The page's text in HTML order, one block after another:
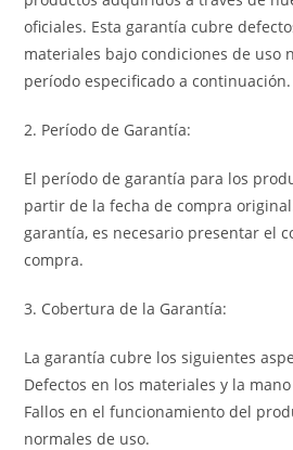
oficiales. Esta garantía cubre
materiales bajo condiciones de uso
período especificado a continuación.
2. Período de Garantía:
El período de garantía para los
partir de la fecha de compra
garantía, es necesario presentar el
compra.
3. Cobertura de la Garantía:
La garantía cubre los siguientes
Defectos en los materiales y la
Fallos en el funcionamiento del
normales de uso.